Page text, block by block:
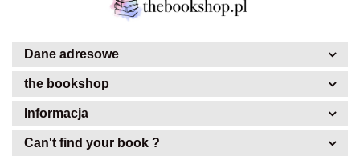
Dane adresowe
the bookshop
Informacja
Can't find your book ?